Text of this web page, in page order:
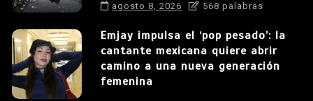
agosto 8, 2026 568 palabras
Emjay impulsa el ‘pop pesado’: la
cantante mexicana quiere abrir
camino a una nueva generación
femenina